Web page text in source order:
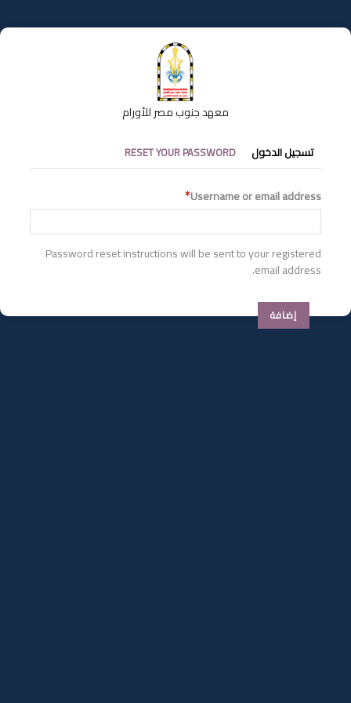
إلى
المحتوى
معهد جنوب مصر للأورام
التبويبات
الأساسية
تسجيل الدخول RESET YOUR PASSWORD
Username or email address
Password reset instructions will be sent to your registered
email address.